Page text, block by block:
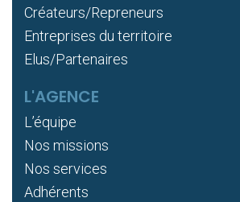
Créateurs/Repreneurs
Entreprises du territoire
Elus/Partenaires
L'AGENCE
L’équipe
Nos missions
Nos services
Adhérents